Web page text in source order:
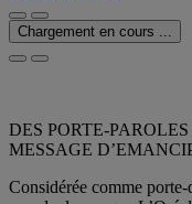
Chargement en cours ...
DES PORTE-
MESSAGE
Considérée comme